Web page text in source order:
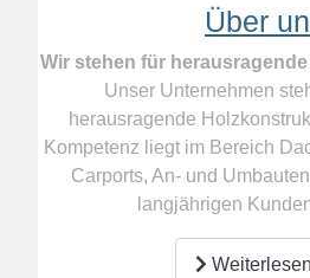
Über
Wir stehen für
Unser Unternehmen
herausragende
Kompetenz liegt im Bereich
Carports, An- und
langjährigen